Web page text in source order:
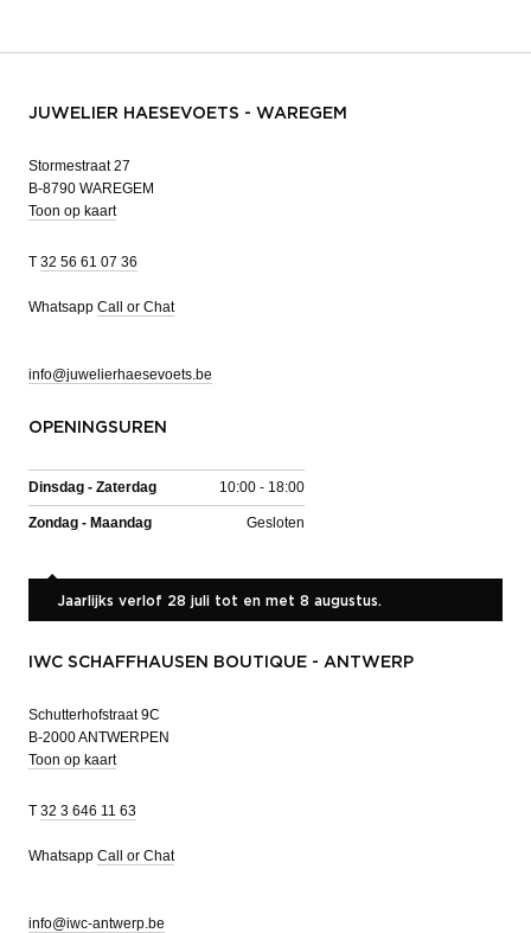
JUWELIER HAESEVOETS - WAREGEM
Stormestraat 27
B-8790 WAREGEM
Toon op kaart
T 32 56 61 07 36
Whatsapp Call or Chat
info@juwelierhaesevoets.be
OPENINGSUREN
Dinsdag - Zaterdag 10:00 - 18:00
Zondag - Maandag Gesloten
Jaarlijks verlof 28 juli tot en met 8 augustus.
IWC SCHAFFHAUSEN BOUTIQUE - ANTWERP
Schutterhofstraat 9C
B-2000 ANTWERPEN
Toon op kaart
T 32 3 646 11 63
Whatsapp Call or Chat
info@iwc-antwerp.be